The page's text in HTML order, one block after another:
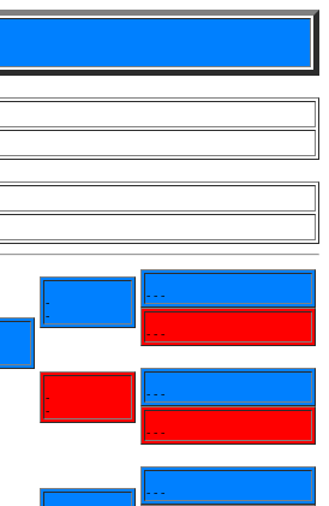
-
-
-
-
- - -
- - -
- - -
- - -
- - -